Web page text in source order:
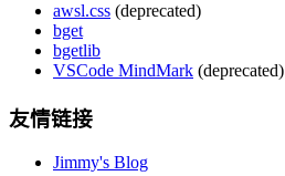
awsl.css (deprecated)
bget
bgetlib
VSCode MindMark (deprecated)
友情链接
Jimmy's Blog